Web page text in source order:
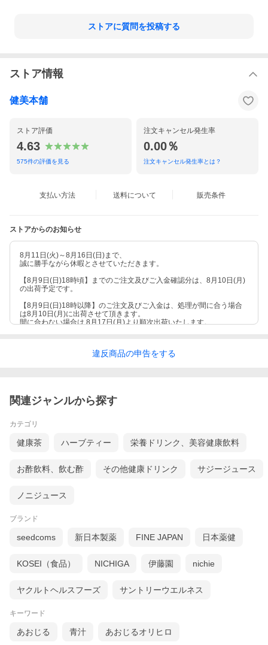
ストアに質問を投稿する
ストア情報
健美本舗
ストア評価
4.63
575件の評価を見る
注文キャンセル発生率
0.00％
注文キャンセル発生率とは？
支払い方法 送料について 販売条件
ストアからのお知らせ
8月11日(火)～8月16日(日)まで、
誠に勝手ながら休暇とさせていただきます。
【8月9日(日)18時頃】までのご注文及びご入金確認分は、8月10日(月)
の出荷予定です。
【8月9日(日)18時以降】のご注文及びご入金は、処理が間に合う場合
は8月10日(月)に出荷させて頂きます。
間に合わない場合は 8月17日(月)より順次出荷いたします。
違反商品の申告をする
関連ジャンルから探す
カテゴリ
健康茶 ハーブティー 栄養ドリンク、美容健康飲料
お酢飲料、飲む酢 その他健康ドリンク サジージュース
ノニジュース
ブランド
seedcoms 新日本製薬 FINE JAPAN 日本薬健
KOSEI（食品） NICHIGA 伊藤園 nichie
ヤクルトヘルスフーズ サントリーウエルネス
キーワード
あおじる 青汁 あおじるオリヒロ